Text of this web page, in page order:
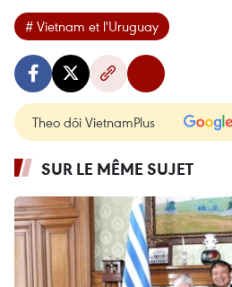
# Vietnam et l'Uruguay
Theo dõi VietnamPlus
SUR LE MÊME SUJET